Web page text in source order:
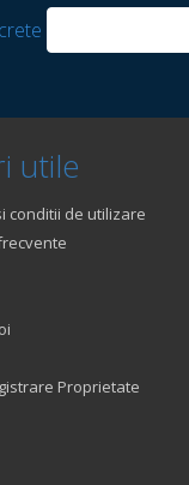
utile
conditii de utilizare
Proprietate